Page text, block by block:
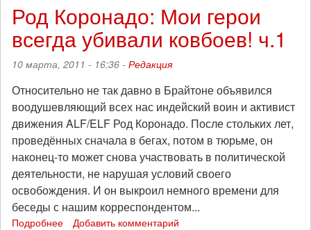
Мои
герои
всегда
убивали
ч.2
Род Коронадо: Мои герои
всегда убивали ковбоев! ч.1
10 марта, 2011 - 16:36 - Редакция
Относительно не так давно в Брайтоне объявился
воодушевляющий всех нас индейский воин и активист
движения ALF/ELF Род Коронадо. После стольких лет,
проведённых сначала в бегах, потом в тюрьме, он
наконец-то может снова участвовать в политической
деятельности, не нарушая условий своего
освобождения. И он выкроил немного времени для
беседы с нашим корреспондентом...
Подробнее Добавить комментарий